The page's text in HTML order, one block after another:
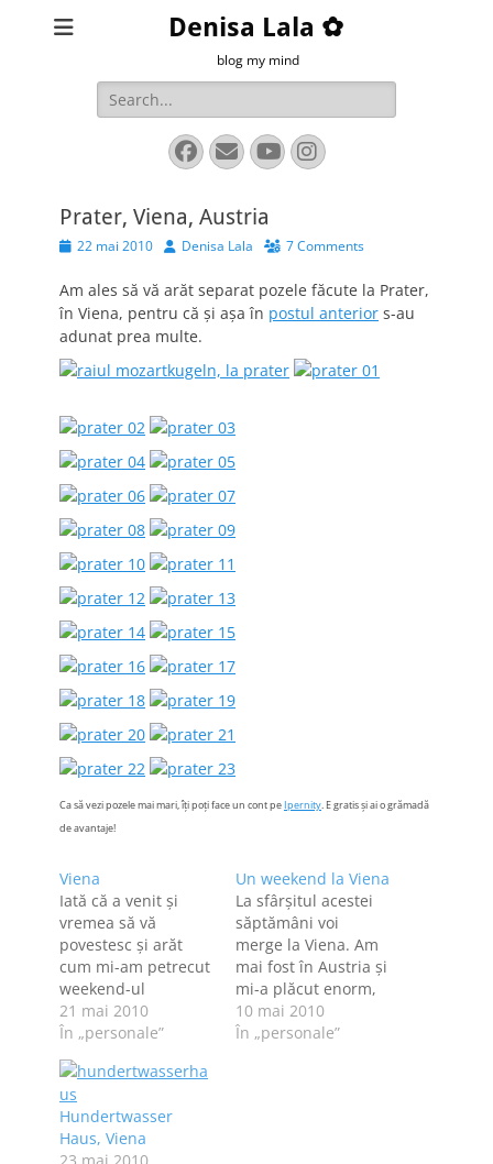
Denisa Lala ✿
blog my mind
Search
for:
Facebook
EmailYouTube
Instagram
Prater, Viena, Austria
Posted
22 mai 2010 AuthorDenisa Lala 7 Comments
Am ales să vă arăt separat pozele făcute la Prater,
în Viena, pentru că și așa în postul anterior s-au
adunat prea multe.
Ca să vezi pozele mai mari, îți poți face un cont peIpernity. E gratis și ai o grămadă
de avantaje!
Viena
Iată că a venit și
vremea să vă
povestesc și arăt
cum mi-am petrecut
weekend-ul
prelungit la Viena.
Pozele, separat, într-
un articol viitor.
Zborul cu avionul
Întrucât am câștigat
o excursie care
includea și zborul
21 mai 2010
În „personale”
Un weekend la Viena
La sfârşitul acestei
săptămâni voi
merge la Viena. Am
mai fost în Austria şi
mi-a plăcut enorm,
dar în Viena încă n-
am stat. De fapt,
10 mai 2010
În „personale”
Hundertwasser
Haus, Viena